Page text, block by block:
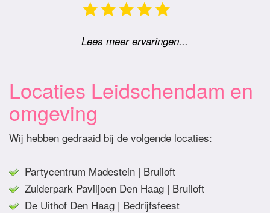
Lees meer ervaringen...
Locaties Leidschendam en
omgeving
Wij hebben gedraaid bij de volgende locaties:
Partycentrum Madestein | Bruiloft
Zuiderpark Paviljoen Den Haag | Bruiloft
De Uithof Den Haag | Bedrijfsfeest